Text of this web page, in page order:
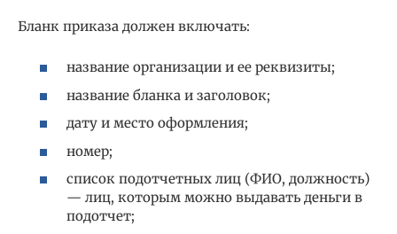
Бланк приказа должен включать:
название организации и ее реквизиты;
название бланка и заголовок;
дату и место оформления;
номер;
список подотчетных лиц (ФИО, должность)
— лиц, которым можно выдавать деньги в
подотчет;